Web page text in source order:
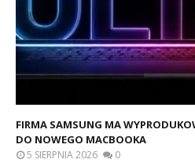
FIRMA SAMSUNG MA
DO NOWEGO MACBOOKA
5 SIERPNIA 2026 0